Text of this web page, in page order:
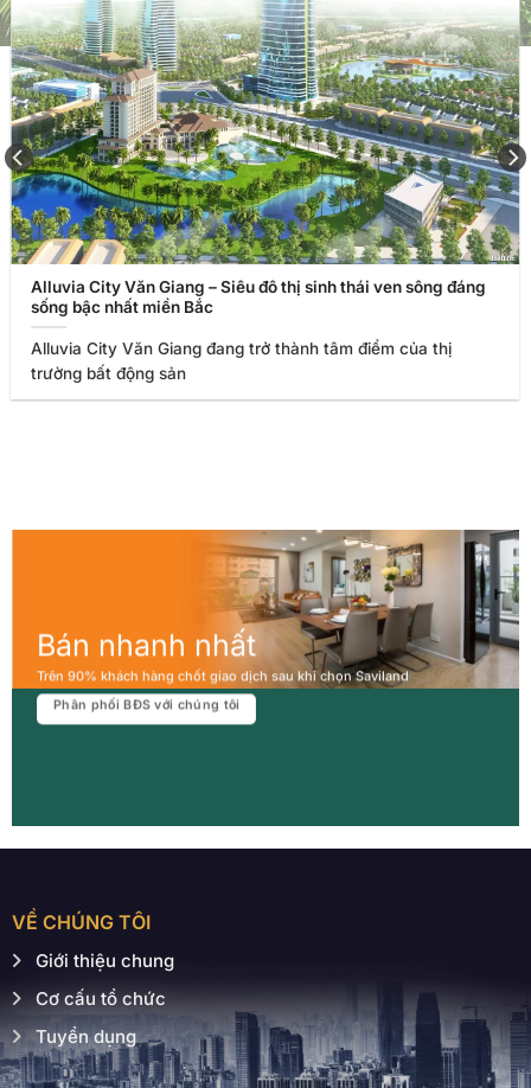
Alluvia City Văn Giang – Siêu đô thị sinh thái ven sông đáng
sống bậc nhất miền Bắc
Alluvia City Văn Giang đang trở thành tâm điểm của thị
trường bất động sản
Bán nhanh nhất
Trên 90% khách hàng chốt giao dịch sau khi chọn Saviland
Phân phối BĐS với chúng tôi
VỀ CHÚNG TÔI
Giới thiệu chung
Cơ cấu tổ chức
Tuyển dụng